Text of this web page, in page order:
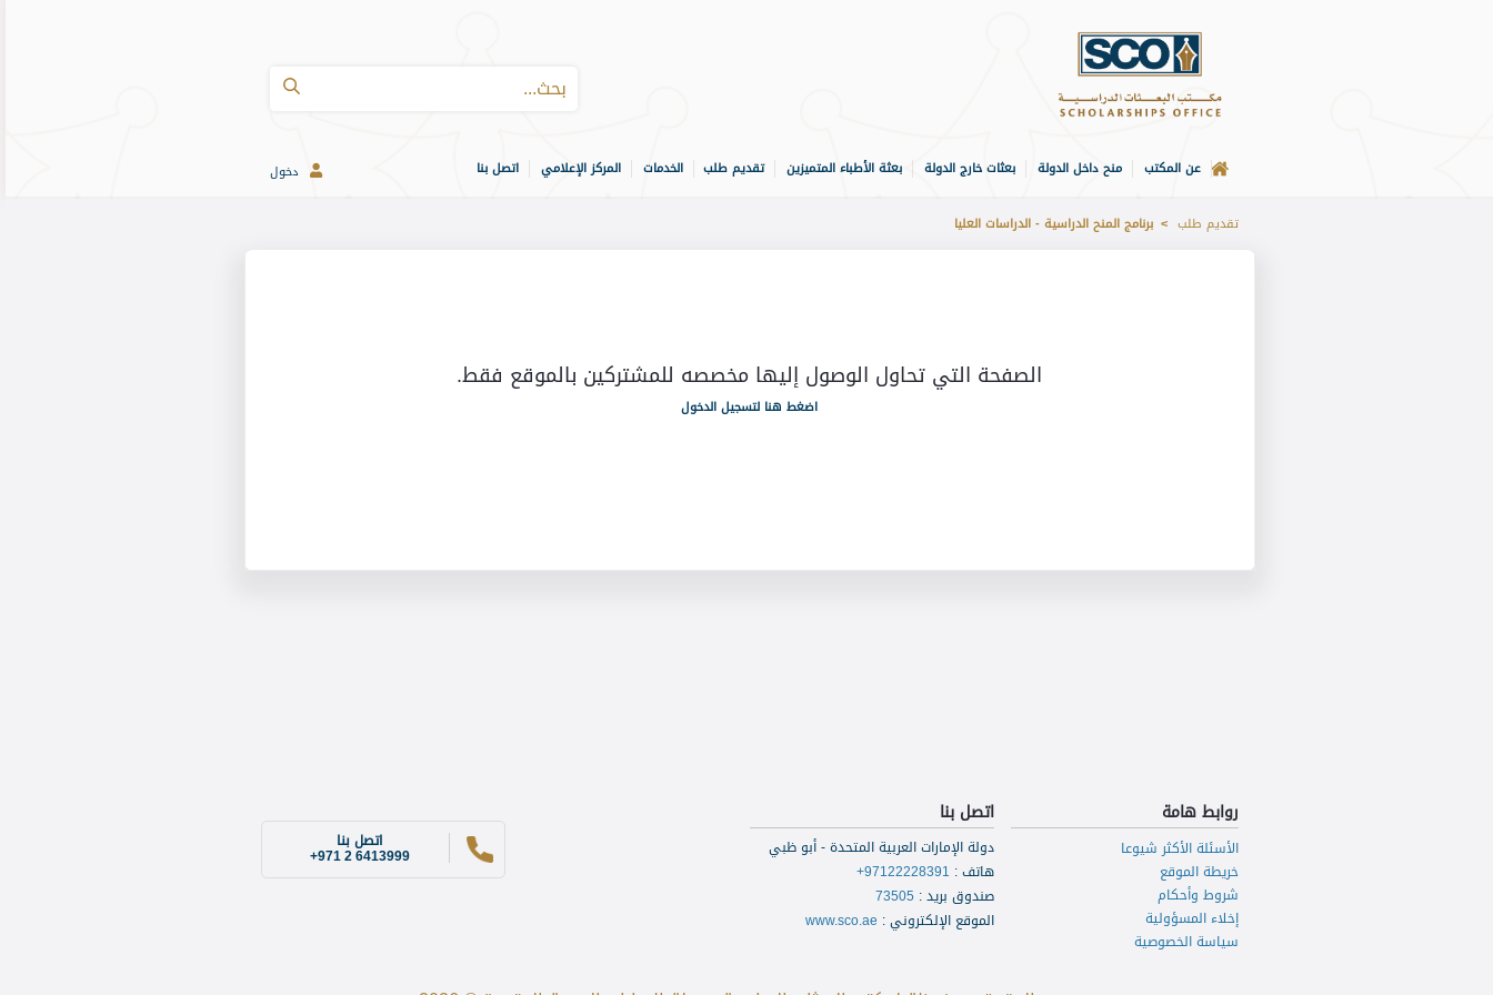
الصفحة الرئيسة
عن المكتب منح داخل الدولة بعثات خارج الدولة بعثة الأطباء المتميزين تقديم طلب الخدمات المركز الإعلامي اتصل بنا دخول
تقديم طلب برنامج المنح الدراسية - الدراسات العليا
الصفحة التي تحاول الوصول إليها مخصصه للمشتركين بالموقع فقط.
اضغط هنا لتسجيل الدخول
روابط هامة
الأسئلة الأكثر شيوعا
خريطة الموقع
شروط وأحكام
إخلاء المسؤولية
سياسة الخصوصية
اتصل بنا
دولة الإمارات العربية المتحدة - أبو ظبي
هاتف:
+97122228391
صندوق بريد:
73505
الموقع الإلكتروني:
www.sco.ae
اتصل بنا
+971 2 6413999